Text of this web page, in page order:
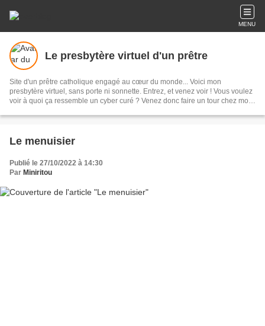
MENU
Le presbytère virtuel d'un prêtre
Site d'un prêtre catholique engagé au cœur du monde... Voici mon
presbytère virtuel, sans porte ni sonnette. Entrez, et venez voir ! Vous voulez
voir à quoi ça ressemble un cyber curé ? Venez donc faire un tour chez moi !
objectif ... Pas vous ?
Le menuisier
Publié le 27/10/2022 à 14:30
Par Miniritou